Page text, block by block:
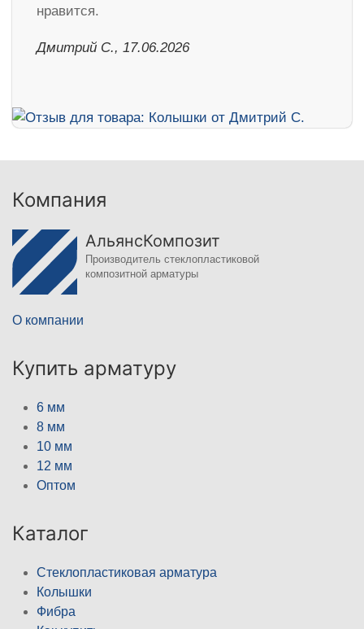
нравится.
Дмитрий С., 17.06.2026
Компания
АльянсКомпозит
Производитель стеклопластиковой
композитной арматуры
О компании
Купить арматуру
6 мм
8 мм
10 мм
12 мм
Оптом
Каталог
Стеклопластиковая арматура
Колышки
Фибра